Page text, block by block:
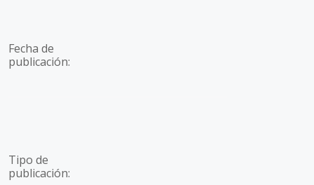
Fecha de
publicación:
Tipo de
publicación: